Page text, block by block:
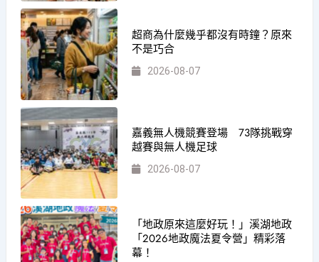
超商為什麼幾乎都沒有時鐘？原來
不是巧合
2026-08-07
嘉義無人機競賽登場 73隊挑戰穿
越賽與無人機足球
2026-08-07
「地政原來這麼好玩！」溪湖地政
「2026地政魔法夏令營」精彩落
幕！